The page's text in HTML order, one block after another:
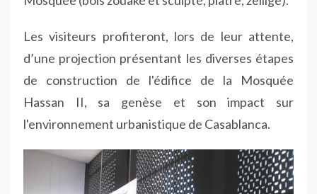
Les visiteurs profiteront, lors de leur attente,
d’une projection présentant les diverses étapes
de construction de l'édifice de la Mosquée
Hassan II, sa genèse et son impact sur
l'environnement urbanistique de Casablanca.